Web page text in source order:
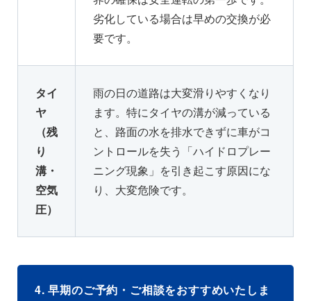
劣化している場合は早めの交換が必
要です。
タイ
ヤ
（残
り
溝・
空気
圧）
雨の日の道路は大変滑りやすくなり
ます。特にタイヤの溝が減っている
と、路面の水を排水できずに車がコ
ントロールを失う「ハイドロプレー
ニング現象」を引き起こす原因にな
り、大変危険です。
4. 早期のご予約・ご相談をおすすめいたしま